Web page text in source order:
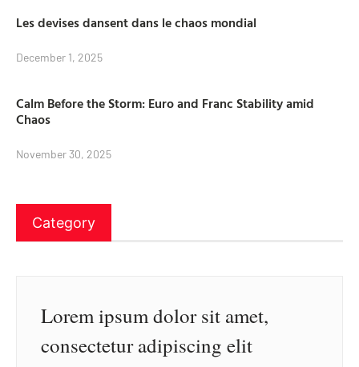
Les devises dansent dans le chaos mondial
December 1, 2025
Calm Before the Storm: Euro and Franc Stability amid
Chaos
November 30, 2025
Category
Lorem ipsum dolor sit amet,
consectetur adipiscing elit